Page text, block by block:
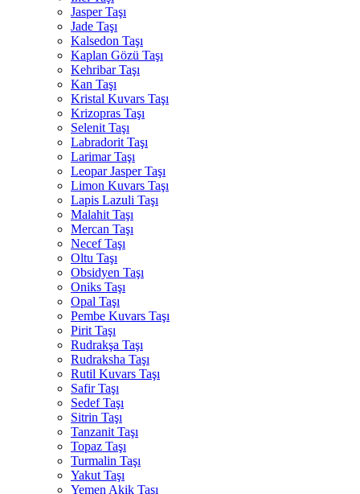
Jasper Taşı
Jade Taşı
Kalsedon Taşı
Kaplan Gözü Taşı
Kehribar Taşı
Kan Taşı
Kristal Kuvars Taşı
Krizopras Taşı
Selenit Taşı
Labradorit Taşı
Larimar Taşı
Leopar Jasper Taşı
Limon Kuvars Taşı
Lapis Lazuli Taşı
Malahit Taşı
Mercan Taşı
Necef Taşı
Oltu Taşı
Obsidyen Taşı
Oniks Taşı
Opal Taşı
Pembe Kuvars Taşı
Pirit Taşı
Rudrakşa Taşı
Rudraksha Taşı
Rutil Kuvars Taşı
Safir Taşı
Sedef Taşı
Sitrin Taşı
Tanzanit Taşı
Topaz Taşı
Turmalin Taşı
Yakut Taşı
Yemen Akik Taşı